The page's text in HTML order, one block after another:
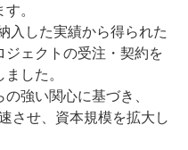
。
入した実績から得られた
ェクトの受注・契約を
した。
強い関心に基づき、
させ、資本規模を拡大し